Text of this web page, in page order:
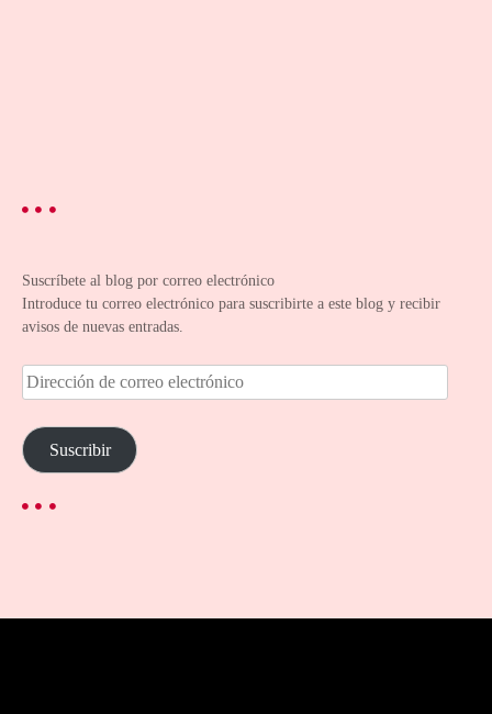
Suscríbete al blog por correo electrónico
Introduce tu correo electrónico para suscribirte a este blog y recibir
avisos de nuevas entradas.
D
i
e
c
i
Suscribir